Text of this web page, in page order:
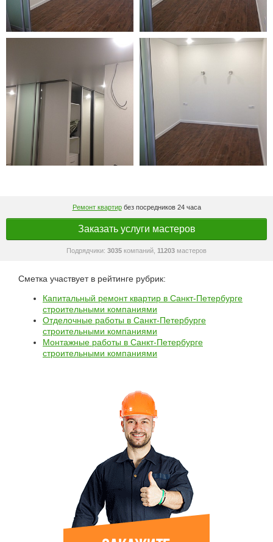
Ремонт квартирбез посредников 24 часа
Заказать услуги мастеров
Подрядчики: 3035 компаний, 11203 мастеров
Сметка участвует в рейтинге рубрик:
Капитальный ремонт квартир в Санкт-Петербурге
строительными компаниями
Отделочные работы в Санкт-Петербурге
строительными компаниями
Монтажные работы в Санкт-Петербурге
строительными компаниями